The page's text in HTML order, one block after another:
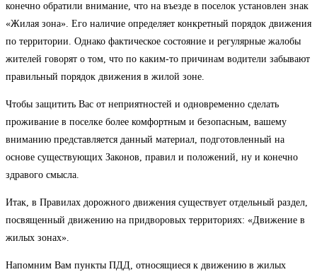
конечно обратили внимание, что на въезде в поселок установлен знак
«Жилая зона». Его наличие определяет конкретный порядок движения
по территории. Однако фактическое состояние и регулярные жалобы
жителей говорят о том, что по каким-то причинам водители забывают
правильный порядок движения в жилой зоне.
Чтобы защитить Вас от неприятностей и одновременно сделать
проживание в поселке более комфортным и безопасным, вашему
вниманию представляется данный материал, подготовленный на
основе существующих Законов, правил и положений, ну и конечно
здравого смысла.
Итак, в Правилах дорожного движения существует отдельный раздел,
посвященный движению на придворовых территориях: «Движение в
жилых зонах».
Напомним Вам пункты ПДД, относящиеся к движению в жилых